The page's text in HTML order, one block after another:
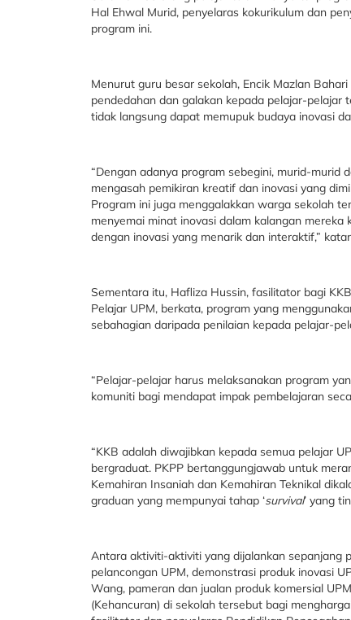
Hal Ehwal Murid, penyelaras kokurikulum dan
program ini.
Menurut guru besar sekolah, Encik Mazlan
pendedahan dan galakan kepada pelajar-
tidak langsung dapat memupuk budaya inovasi
“Dengan adanya program sebegini, murid-murid
mengasah pemikiran kreatif dan inovasi yang
Program ini juga menggalakkan warga sekolah
menyemai minat inovasi dalam kalangan
dengan inovasi yang menarik dan interaktif,”
Sementara itu, Hafliza Hussin, fasilitator bagi
Pelajar UPM, berkata, program yang
sebahagian daripada penilaian kepada pelajar-
“Pelajar-pelajar harus melaksanakan program
komuniti bagi mendapat impak pembelajaran
“KKB adalah diwajibkan kepada semua pelajar
bergraduat. PKPP bertanggungjawab untuk
Kemahiran Insaniah dan Kemahiran Teknikal
graduan yang mempunyai tahap ‘survival’ yang
Antara aktiviti-aktiviti yang dijalankan sepanjang
pelancongan UPM, demonstrasi produk inovasi
Wang, pameran dan jualan produk komersial
(Kehancuran) di sekolah tersebut bagi